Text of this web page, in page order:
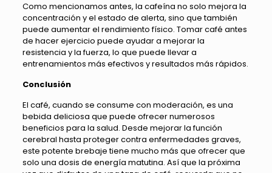
Como mencionamos antes, la cafeína no solo mejora la
concentración y el estado de alerta, sino que también
puede aumentar el rendimiento físico. Tomar café antes
de hacer ejercicio puede ayudar a mejorar la
resistencia y la fuerza, lo que puede llevar a
entrenamientos más efectivos y resultados más rápidos.
Conclusión
El café, cuando se consume con moderación, es una
bebida deliciosa que puede ofrecer numerosos
beneficios para la salud. Desde mejorar la función
cerebral hasta proteger contra enfermedades graves,
este potente brebaje tiene mucho más que ofrecer que
solo una dosis de energía matutina. Así que la próxima